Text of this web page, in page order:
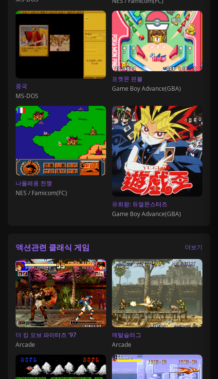
중국
MS-DOS
포켓몬 핀볼
Game Boy Advance(GBA)
나폴레옹 전쟁
NES / Famicom(FC)
유희왕: 듀얼몬스터즈
Game Boy Advance(GBA)
액션관련 클래식 게임 더보기
더 킹 오브 파이터즈 '97
Arcade
메탈슬러그
Arcade